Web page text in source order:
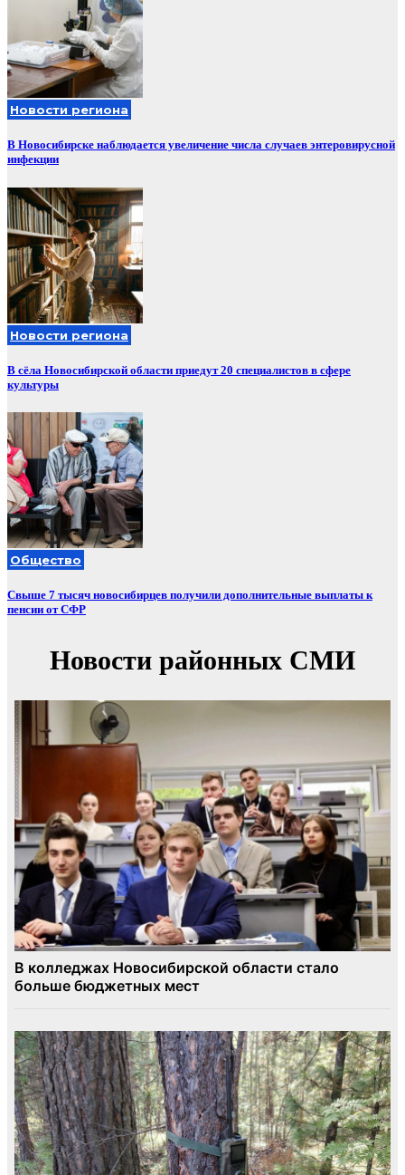
Новости региона
В Новосибирске наблюдается увеличение числа случаев энтеровирусной
инфекции
Новости региона
В сёла Новосибирской области приедут 20 специалистов в сфере
культуры
Общество
Свыше 7 тысяч новосибирцев получили дополнительные выплаты к
пенсии от СФР